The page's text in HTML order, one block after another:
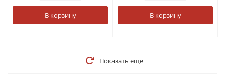
В корзину В корзину
Показать еще